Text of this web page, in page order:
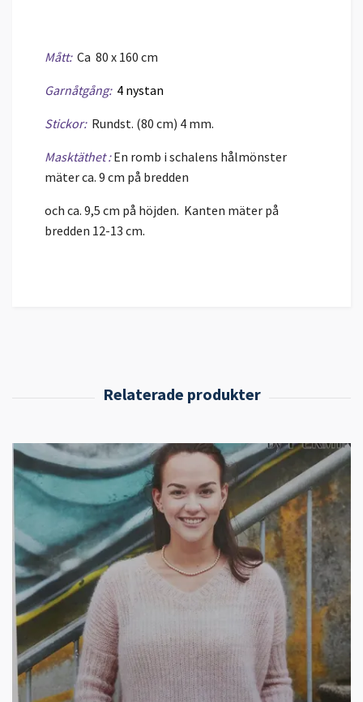
Mått:Ca 80 x 160 cm
Garnåtgång: 4 nystan
Stickor: Rundst. (80 cm) 4 mm.
Masktäthet : En romb i schalens hålmönster
mäter ca. 9 cm på bredden
och ca. 9,5 cm på höjden. Kanten mäter på
bredden 12-13 cm.